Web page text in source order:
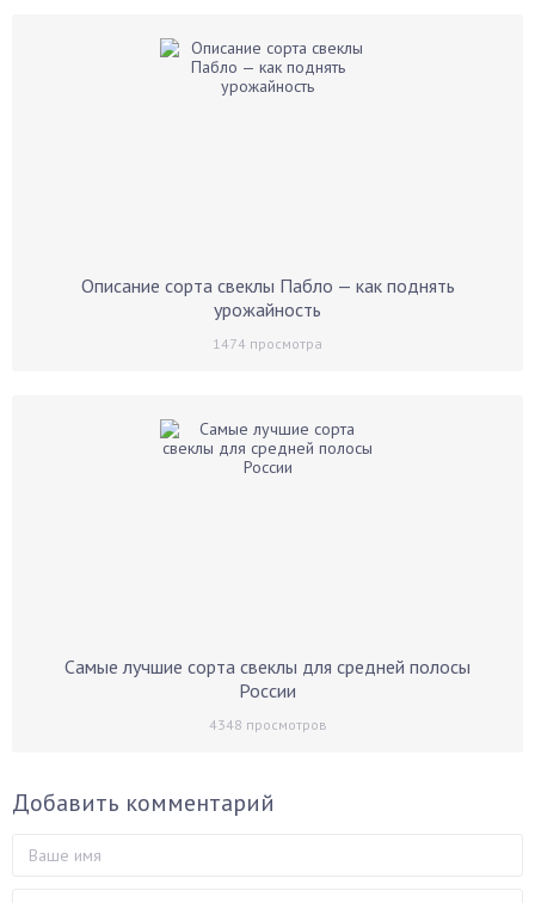
Описание сорта свеклы Пабло — как поднять
урожайность
1474 просмотра
Самые лучшие сорта свеклы для средней полосы
России
4348 просмотров
Добавить комментарий